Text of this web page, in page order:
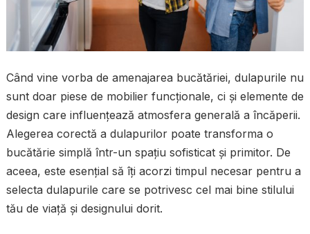
Când vine vorba de amenajarea bucătăriei, dulapurile nu
sunt doar piese de mobilier funcționale, ci și elemente de
design care influențează atmosfera generală a încăperii.
Alegerea corectă a dulapurilor poate transforma o
bucătărie simplă într-un spațiu sofisticat și primitor. De
aceea, este esențial să îți acorzi timpul necesar pentru a
selecta dulapurile care se potrivesc cel mai bine stilului
tău de viață și designului dorit.